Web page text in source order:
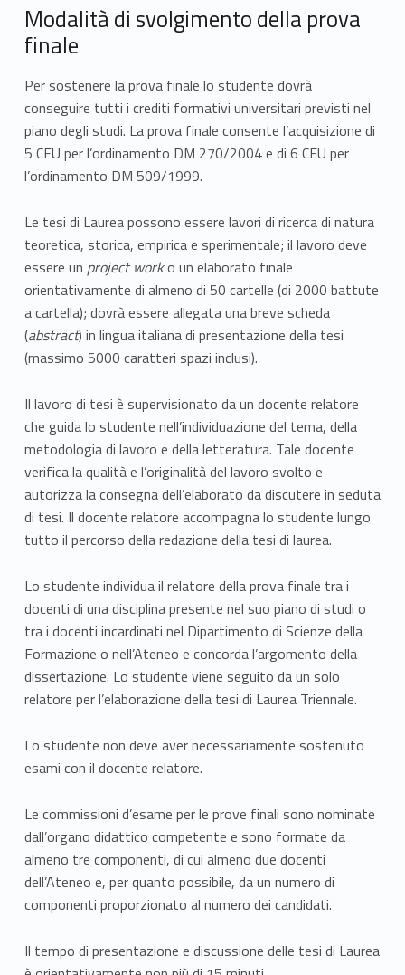
d
i
l
a
u
r
e
a
Modalità di svolgimento della prova
finale
Per sostenere la prova finale lo studente dovrà
conseguire tutti i crediti formativi universitari previsti nel
piano degli studi. La prova finale consente l’acquisizione di
5 CFU per l’ordinamento DM 270/2004 e di 6 CFU per
l’ordinamento DM 509/1999.
Le tesi di Laurea possono essere lavori di ricerca di natura
teoretica, storica, empirica e sperimentale; il lavoro deve
essere un project worko un elaborato finale
orientativamente di almeno di 50 cartelle (di 2000 battute
a cartella); dovrà essere allegata una breve scheda
(abstract) in lingua italiana di presentazione della tesi
(massimo 5000 caratteri spazi inclusi).
Il lavoro di tesi è supervisionato da un docente relatore
che guida lo studente nell’individuazione del tema, della
metodologia di lavoro e della letteratura. Tale docente
verifica la qualità e l’originalità del lavoro svolto e
autorizza la consegna dell’elaborato da discutere in seduta
di tesi. Il docente relatore accompagna lo studente lungo
tutto il percorso della redazione della tesi di laurea.
Lo studente individua il relatore della prova finale tra i
docenti di una disciplina presente nel suo piano di studi o
tra i docenti incardinati nel Dipartimento di Scienze della
Formazione o nell’Ateneo e concorda l’argomento della
dissertazione. Lo studente viene seguito da un solo
relatore per l’elaborazione della tesi di Laurea Triennale.
Lo studente non deve aver necessariamente sostenuto
esami con il docente relatore.
Le commissioni d’esame per le prove finali sono nominate
dall’organo didattico competente e sono formate da
almeno tre componenti, di cui almeno due docenti
dell’Ateneo e, per quanto possibile, da un numero di
componenti proporzionato al numero dei candidati.
Il tempo di presentazione e discussione delle tesi di Laurea